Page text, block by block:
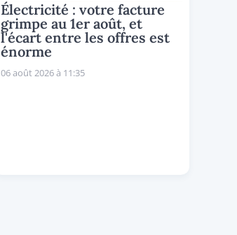
Électricité : votre facture
grimpe au 1er août, et
l'écart entre les offres est
énorme
06 août 2026 à 11:35